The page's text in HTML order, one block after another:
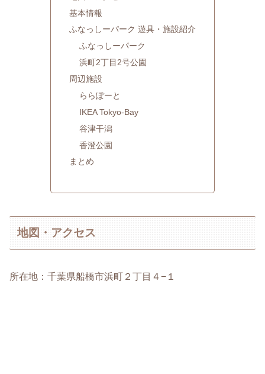
基本情報
ふなっしーパーク 遊具・施設紹介
ふなっしーパーク
浜町2丁目2号公園
周辺施設
ららぽーと
IKEA Tokyo-Bay
谷津干潟
香澄公園
まとめ
地図・アクセス
所在地：千葉県船橋市浜町２丁目４−１